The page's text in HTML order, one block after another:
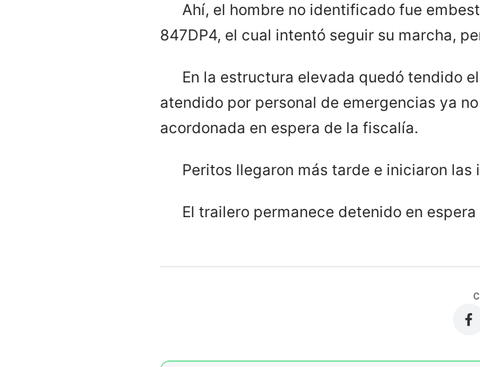
Ahí, el hombre no identificado fue
847DP4, el cual intentó seguir su marcha,
En la estructura elevada quedó tendido
atendido por personal de emergencias ya
acordonada en espera de la fiscalía.
Peritos llegaron más tarde e iniciaron
El trailero permanece detenido en